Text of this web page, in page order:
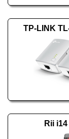
TP-LINK
Rii